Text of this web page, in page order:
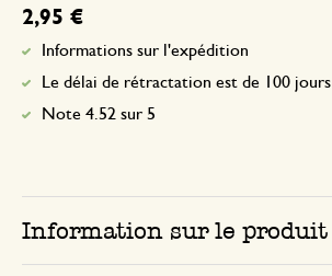
2,95 €
Informations sur l'expédition
Le délai de rétractation est de 100 jours
Note 4.52 sur 5
Information sur le produit